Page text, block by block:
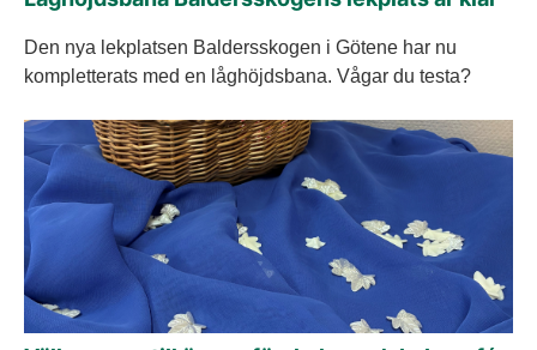
Den nya lekplatsen Baldersskogen i Götene har nu
kompletterats med en låghöjdsbana. Vågar du testa?